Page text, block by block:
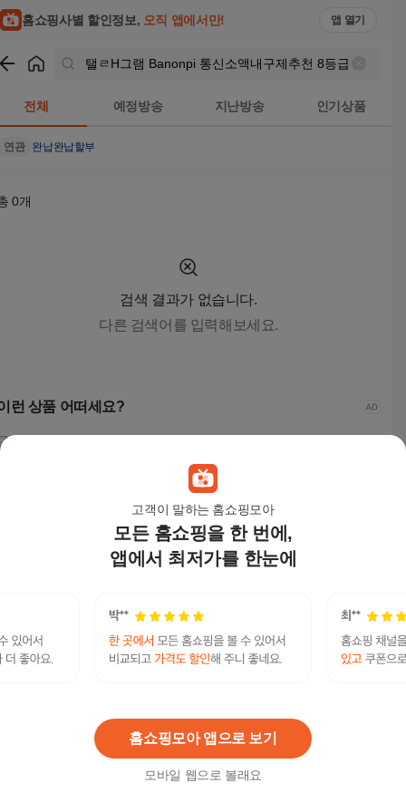
고객이 말하는 홈쇼핑모아
모든 홈쇼핑을 한 번에,
앱에서 최저가를 한눈에
홈쇼핑모아 앱으로 보기
모바일 웹으로 볼래요
홈쇼핑사별 할인정보, 오직 앱에서만! 앱 열기
전체 예정방송 지난방송 인기상품
연관 완납완납할부
0개
검색 결과가 없습니다.
다른 검색어를 입력해보세요.
런 상품 어떠세요?
샤 3골 진회색(920),
크로셔, 조립식 판
부자재
원
물류창고사다리 고소
작업대 아시바 3PL 4미
터 미끄럼방지발판
1,198,200원 189,050
W
구
다 금천구소액급전대출 정식업체완납할부
탤ㄹH그램 Banonpi 통신소액내구제추천 8등급연체자작업대